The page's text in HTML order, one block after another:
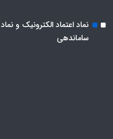
نماد اعتماد الکترونیک و نماد
ساماندهی